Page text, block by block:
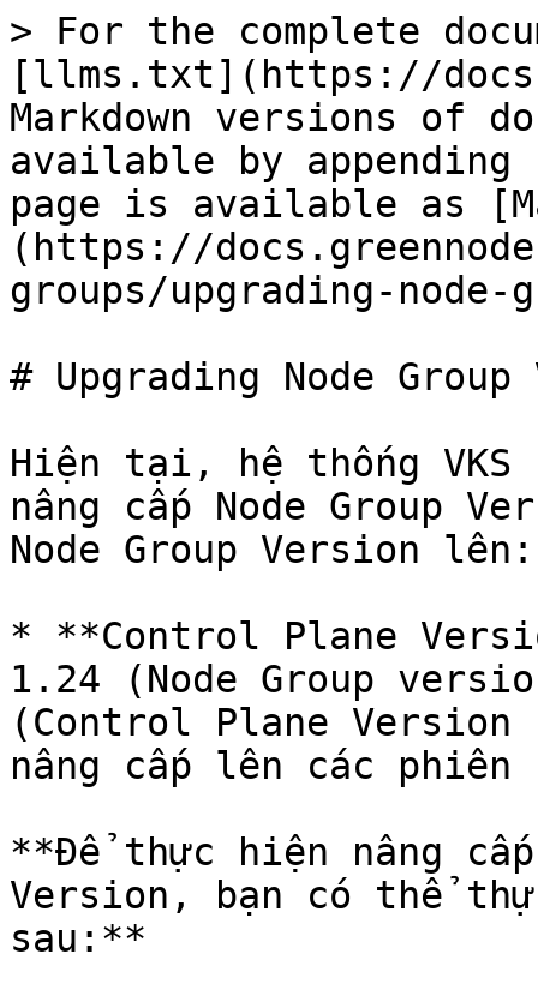
> For the complete
[llms.txt](https://
Markdown versions of
available by
page is available as
(https://
groups/upgrading-
# Upgrading Node Group
Hiện tại, hệ thống
nâng cấp Node Group
Node Group Version lên:
* **Control Plane
1.24 (Node Group
(Control Plane
nâng cấp lên các phiên
**Để thực hiện nâng cấp
Version, bạn có thể
sau:**